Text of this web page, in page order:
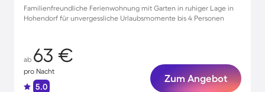
Familienfreundliche Ferienwohnung mit Garten in ruhiger Lage in
Hohendorf für unvergessliche Urlaubsmomente bis 4 Personen
ab 63 €
pro Nacht
5.0
Zum Angebot